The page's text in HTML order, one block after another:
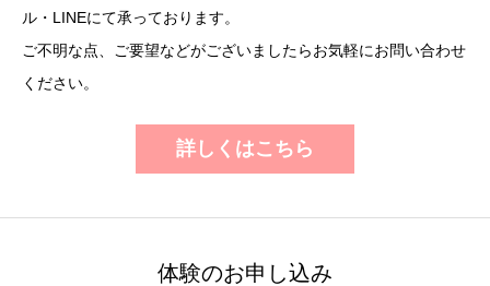
ル・LINEにて承っております。
ご不明な点、ご要望などがございましたらお気軽にお問い合わせ
ください。
詳しくはこちら
体験のお申し込み